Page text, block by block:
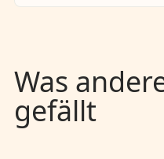
Was
gefällt